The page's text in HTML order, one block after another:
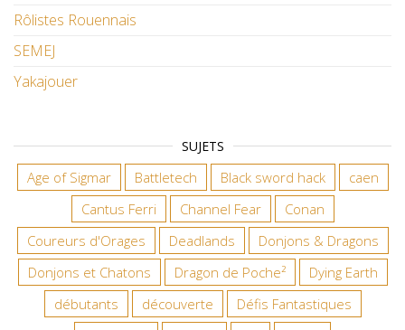
Rôlistes Rouennais
SEMEJ
Yakajouer
SUJETS
Age of Sigmar Battletech Black sword hack
caen
Cantus Ferri
Channel Fear
Conan
Coureurs d'Orages
Deadlands
Donjons & Dragons
Donjons et Chatons
Dragon de Poche²
Dying Earth
débutants
découverte
Défis Fantastiques